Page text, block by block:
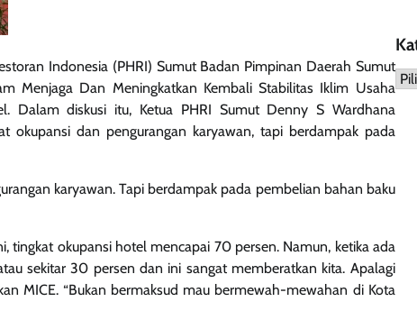
Indonesia (PHRI) Sumut Badan Pimpinan Daerah Sumut
Menjaga Dan Meningkatkan Kembali Stabilitas Iklim Usaha
Dalam diskusi itu, Ketua PHRI Sumut Denny S Wardhana
okupansi dan pengurangan karyawan, tapi berdampak pada
karyawan. Tapi berdampak pada pembelian bahan baku
tingkat okupansi hotel mencapai 70 persen. Namun, ketika ada
sekitar 30 persen dan ini sangat memberatkan kita. Apalagi
MICE. “Bukan bermaksud mau bermewah-mewahan di Kota